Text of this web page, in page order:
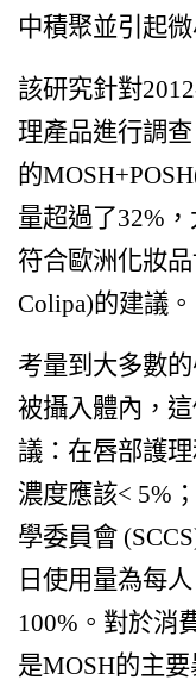
中積聚並引起
該研究針對
理產品進行調
的
量超過了32%
符合歐洲化妝品
Colipa)的建議。
考量到大多數
被攝入體內，
議：在唇部護
濃度應該< 5%
學委員會
日使用量為每
100%。對於消
是MOSH的主要